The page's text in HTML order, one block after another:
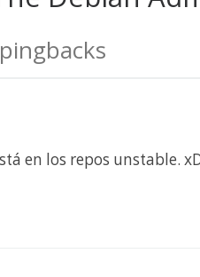
en los repos unstable.